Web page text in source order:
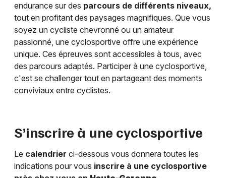
endurance sur des parcours de différents niveaux,
tout en profitant des paysages magnifiques. Que vous
soyez un cycliste chevronné ou un amateur
passionné, une cyclosportive offre une expérience
unique. Ces épreuves sont accessibles à tous, avec
des parcours adaptés. Participer à une cyclosportive,
c'est se challenger tout en partageant des moments
conviviaux entre cyclistes.
S’inscrire à une cyclosportive
Le calendrier ci-dessous vous donnera toutes les
indications pour vous inscrire à une cyclosportive